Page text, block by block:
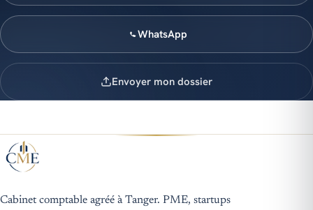
WhatsApp
Envoyer mon dossier
Cabinet comptable agréé à Tanger. PME, startups